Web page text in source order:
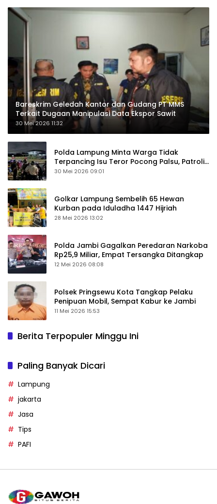
Bareskrim Geledah Kantor dan Gudang PT MMS
Terkait Dugaan Manipulasi Data Ekspor Sawit
30 Mei 2026 11:32
Polda Lampung Minta Warga Tidak
Terpancing Isu Teror Pocong Palsu, Patroli
Keamanan Ditingkatkan
30 Mei 2026 09:01
Golkar Lampung Sembelih 65 Hewan
Kurban pada Iduladha 1447 Hijriah
28 Mei 2026 13:02
Polda Jambi Gagalkan Peredaran Narkoba
Rp25,9 Miliar, Empat Tersangka Ditangkap
12 Mei 2026 08:08
Polsek Pringsewu Kota Tangkap Pelaku
Penipuan Mobil, Sempat Kabur ke Jambi
11 Mei 2026 15:53
Berita Terpopuler Minggu Ini
Paling Banyak Dicari
Lampung
jakarta
Jasa
Tips
PAFI